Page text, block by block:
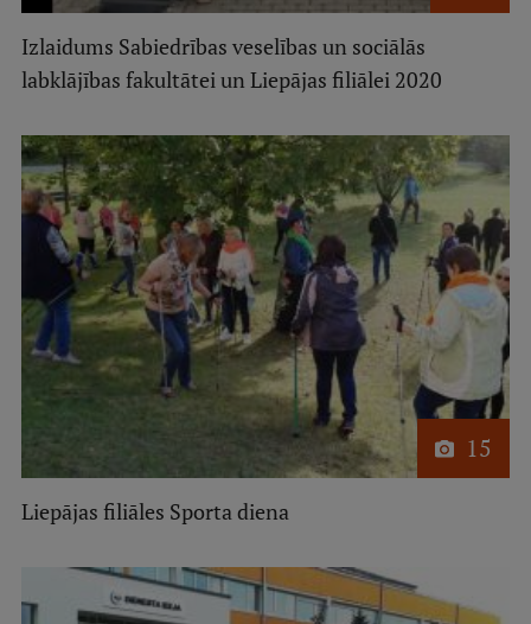
Studentu dzīve
Fakultātes
Mūsu cilvēki
Stratēģija
Struktūra
Vēsture un tradīcijas
Identitāte
Aula
Muzeji un ekspozīcijas
Ģerbonis
Projekti
Izlaidums Sabiedrības veselības un sociālās
labklājības fakultātei un Liepājas filiālei 2020
15
Liepājas filiāles Sporta diena